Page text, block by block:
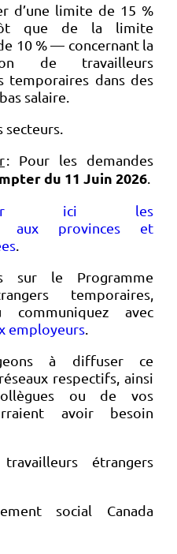
d’une limite de 15 %
que de la limite
10 % — concernant la
de travailleurs
temporaires dans des
salaire.
secteurs.
: Pour les demandes
du 11 Juin 2026
ici les
aux provinces et
sur le Programme
temporaires,
avec
employeurs
à diffuser ce
respectifs, ainsi
ou de vos
avoir besoin
étrangers
social Canada